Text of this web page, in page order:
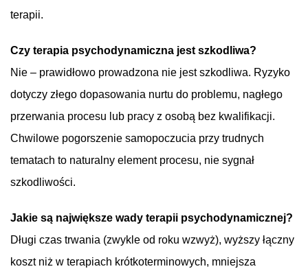
terapii.
Czy terapia psychodynamiczna jest szkodliwa?
Nie – prawidłowo prowadzona nie jest szkodliwa. Ryzyko
dotyczy złego dopasowania nurtu do problemu, nagłego
przerwania procesu lub pracy z osobą bez kwalifikacji.
Chwilowe pogorszenie samopoczucia przy trudnych
tematach to naturalny element procesu, nie sygnał
szkodliwości.
Jakie są największe wady terapii psychodynamicznej?
Długi czas trwania (zwykle od roku wzwyż), wyższy łączny
koszt niż w terapiach krótkoterminowych, mniejsza